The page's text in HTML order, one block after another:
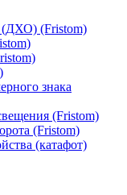
(ДХО) (Fristom)
знака
(Fristom)
(Fristom)
(катафот)